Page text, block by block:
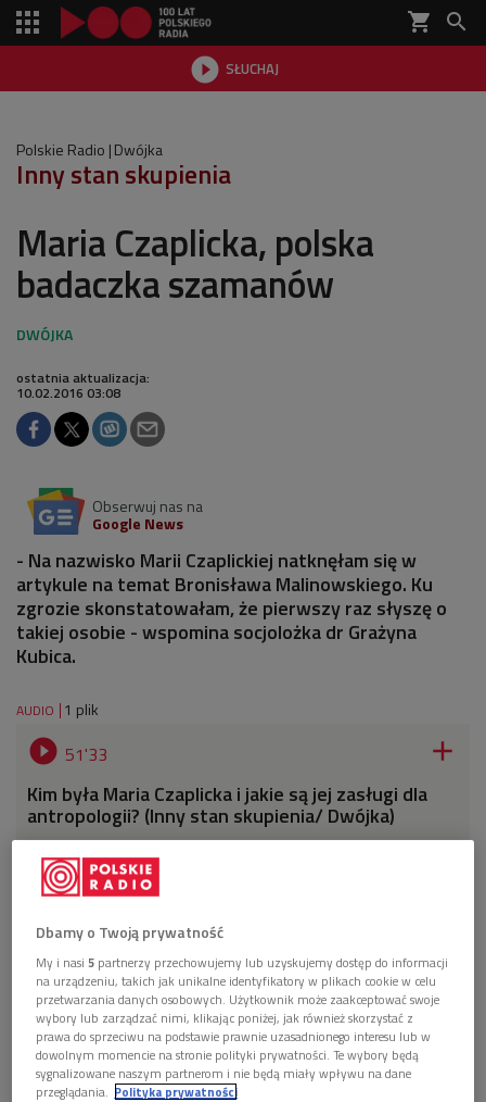
shopping_cart 
 SŁUCHAJ

Polskie Radio Dwójka
Inny stan skupienia
Maria Czaplicka, polska
badaczka szamanów
ostatnia aktualizacja:
10.02.2016 03:08
Obserwuj nas na
Google News
- Na nazwisko Marii Czaplickiej natknęłam się w
artykule na temat Bronisława Malinowskiego. Ku
zgrozie skonstatowałam, że pierwszy raz słyszę o
takiej osobie - wspomina socjolożka dr Grażyna
Kubica.
AUDIO 1 plik
 51'33 
Kim była Maria Czaplicka i jakie są jej zasługi dla
antropologii? (Inny stan skupienia/ Dwójka)
Dbamy o Twoją prywatność
My i nasi5 partnerzy przechowujemy lub uzyskujemy dostęp do informacji
na urządzeniu, takich jak unikalne identyfikatory w plikach cookie w celu
przetwarzania danych osobowych. Użytkownik może zaakceptować swoje
wybory lub zarządzać nimi, klikając poniżej, jak również skorzystać z
prawa do sprzeciwu na podstawie prawnie uzasadnionego interesu lub w
dowolnym momencie na stronie polityki prywatności. Te wybory będą
sygnalizowane naszym partnerom i nie będą miały wpływu na dane
przeglądania. Polityka prywatności